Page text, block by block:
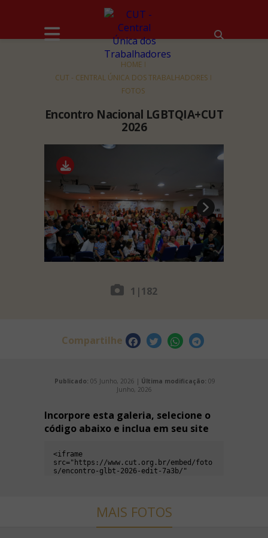
HOME
CUT - CENTRAL ÚNICA DOS TRABALHADORES
FOTOS
Encontro Nacional LGBTQIA+CUT
2026
1 |182
Compartilhe
Publicado: 05 Junho, 2026 | Última modificação: 09
Junho, 2026
Incorpore esta galeria, selecione o
código abaixo e inclua em seu site
MAIS FOTOS